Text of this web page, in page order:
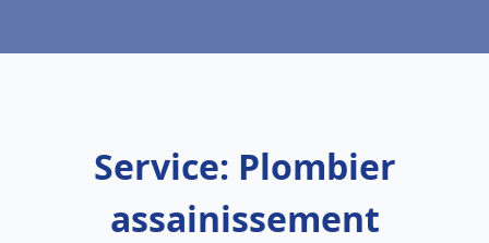
Service: Plombier
assainissement